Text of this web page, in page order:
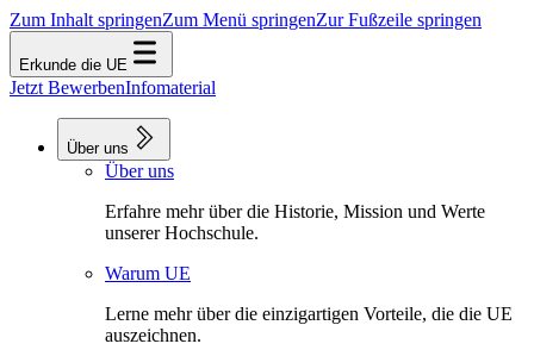
Zum Inhalt springenZum Menü springenZur Fußzeile springen
Erkunde die UE
Jetzt BewerbenInfomaterial
Über uns
Über uns
Erfahre mehr über die Historie, Mission und Werte
unserer Hochschule.
Warum UE
Lerne mehr über die einzigartigen Vorteile, die die UE
auszeichnen.